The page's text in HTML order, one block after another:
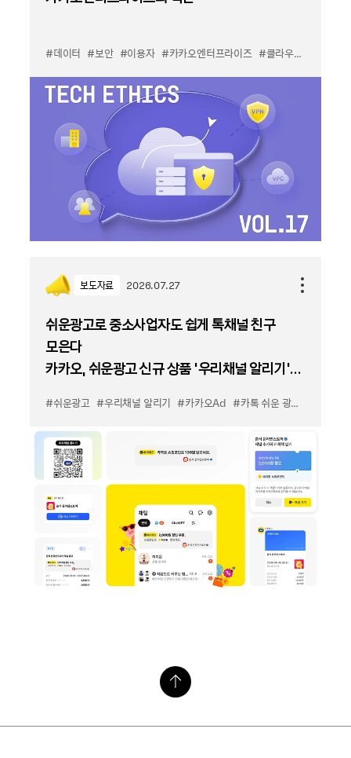
#데이터 #보안 #이용자 #카카오엔터프라이즈 #클라우드
보도자료 2026.07.27
쉬운광고로 중소사업자도 쉽게 톡채널 친구
모은다
카카오, 쉬운광고 신규 상품 '우리채널 알리기'
#쉬운광고 #우리채널 알리기 #카카오Ad #카톡 쉬운 광고